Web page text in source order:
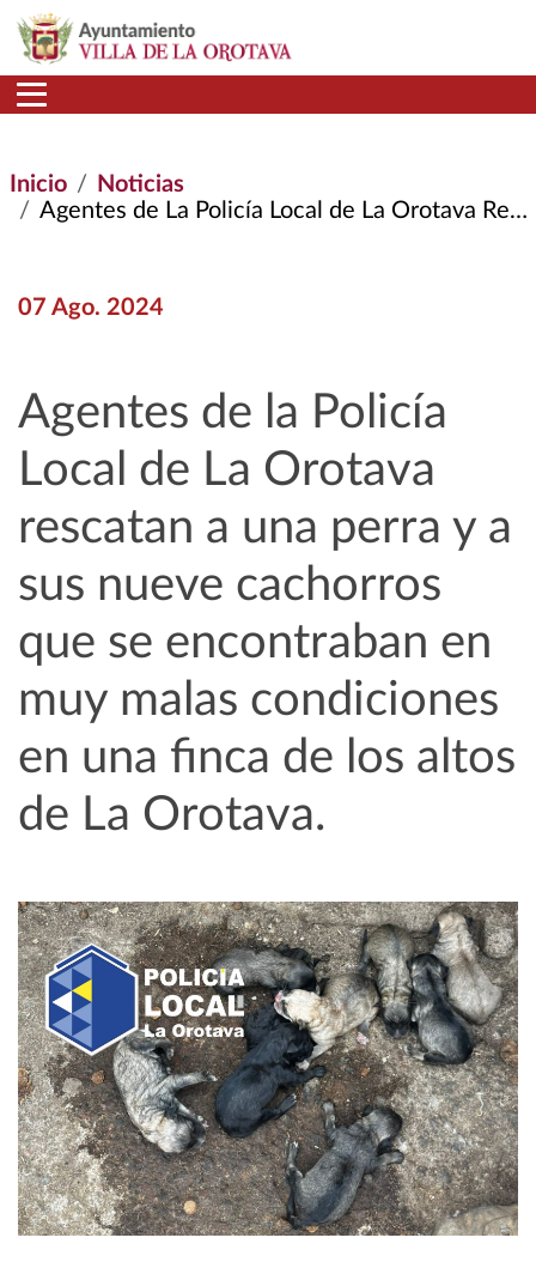
Pasar al contenido principal
Inicio
Noticias
Agentes de La Policía Local de La Orotava Rescatan A Una Perra y A Sus Nueve Cachorros Que Se Encontraban En Muy Malas Condiciones En Una Finca de Los Altos de La Orotava.
07 Ago. 2024
Agentes de la Policía
Local de La Orotava
rescatan a una perra y a
sus nueve cachorros
que se encontraban en
muy malas condiciones
en una finca de los altos
de La Orotava.